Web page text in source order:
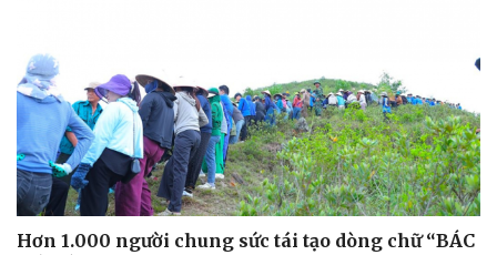
Hơn 1.000 người chung sức tái tạo dòng chữ “BÁC